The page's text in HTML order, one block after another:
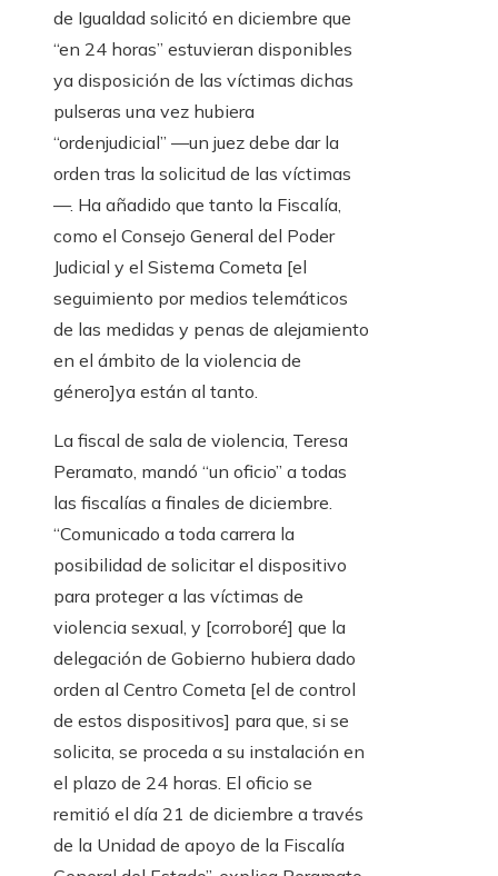
de Igualdad solicitó en diciembre que
“en 24 horas” estuvieran disponibles
ya disposición de las víctimas dichas
pulseras una vez hubiera
“ordenjudicial” —un juez debe dar la
orden tras la solicitud de las víctimas
—. Ha añadido que tanto la Fiscalía,
como el Consejo General del Poder
Judicial y el Sistema Cometa [el
seguimiento por medios telemáticos
de las medidas y penas de alejamiento
en el ámbito de la violencia de
género]ya están al tanto.
La fiscal de sala de violencia, Teresa
Peramato, mandó “un oficio” a todas
las fiscalías a finales de diciembre.
“Comunicado a toda carrera la
posibilidad de solicitar el dispositivo
para proteger a las víctimas de
violencia sexual, y [corroboré] que la
delegación de Gobierno hubiera dado
orden al Centro Cometa [el de control
de estos dispositivos] para que, si se
solicita, se proceda a su instalación en
el plazo de 24 horas. El oficio se
remitió el día 21 de diciembre a través
de la Unidad de apoyo de la Fiscalía